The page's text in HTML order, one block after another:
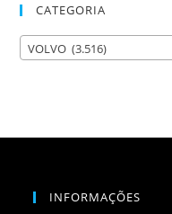
CATEGORIA
VOLVO (3.516)
INFORMAÇÕES